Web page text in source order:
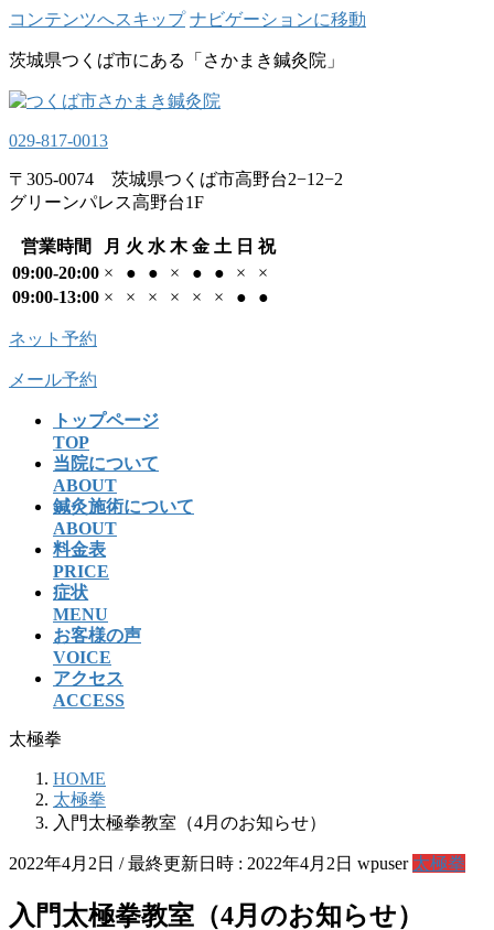
コンテンツへスキップ ナビゲーションに移動
茨城県つくば市にある「さかまき鍼灸院」
029-817-0013
〒305-0074 茨城県つくば市高野台2−12−2
グリーンパレス高野台1F
営業時間 月 火 水 木 金 土 日 祝
09:00-20:00 × ● ● × ● ● ×
×
09:00-13:00 × × × × × × ● ●
ネット予約
メール予約
トップページ
TOP
当院について
ABOUT
鍼灸施術について
ABOUT
料金表
PRICE
症状
MENU
お客様の声
VOICE
アクセス
ACCESS
太極拳
HOME
太極拳
入門太極拳教室（4月のお知らせ）
2022年4月2日 / 最終更新日時 : 2022年4月2日 wpuser 太極拳
入門太極拳教室（4月のお知らせ）